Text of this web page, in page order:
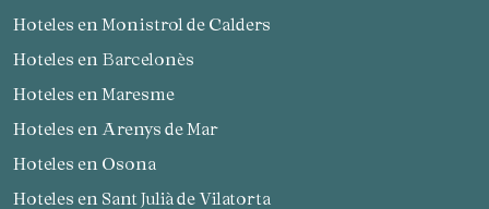
Hoteles en Monistrol de Calders
Hoteles en Barcelonès
Hoteles en Maresme
Hoteles en Arenys de Mar
Hoteles en Osona
Hoteles en Sant Julià de Vilatorta